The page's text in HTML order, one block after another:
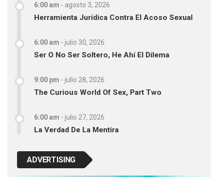
6:00 am - agosto 3, 2026
Herramienta Jurídica Contra El Acoso Sexual
6:00 am - julio 30, 2026
Ser O No Ser Soltero, He Ahí El Dilema
9:00 pm - julio 28, 2026
The Curious World Of Sex, Part Two
6:00 am - julio 27, 2026
La Verdad De La Mentira
ADVERTISING